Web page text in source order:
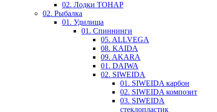
02. Лодки ТОНАР
02. Рыбалка
01. Удилища
01. Спиннинги
05. ALLVEGA
08. KAIDA
09. AKARA
01. DAIWA
02. SIWEIDA
01. SIWEIDA карбон
02. SIWEIDA композит
03. SIWEIDA
стеклопластик